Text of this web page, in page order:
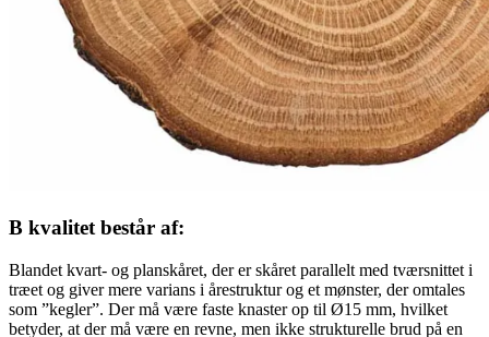
B kvalitet består af:
Blandet kvart- og planskåret, der er skåret parallelt med tværsnittet i
træet og giver mere varians i årestruktur og et mønster, der omtales
som ”kegler”. Der må være faste knaster op til Ø15 mm, hvilket
betyder, at der må være en revne, men ikke strukturelle brud på en